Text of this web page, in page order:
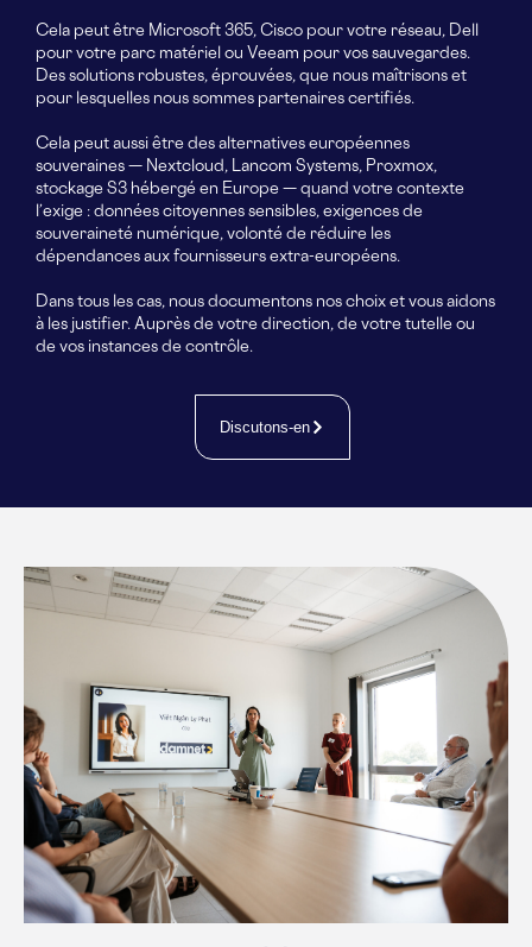
Cela peut être Microsoft 365, Cisco pour votre réseau, Dell
pour votre parc matériel ou Veeam pour vos sauvegardes.
Des solutions robustes, éprouvées, que nous maîtrisons et
pour lesquelles nous sommes partenaires certifiés.
Cela peut aussi être des alternatives européennes
souveraines — Nextcloud, Lancom Systems, Proxmox,
stockage S3 hébergé en Europe — quand votre contexte
l’exige : données citoyennes sensibles, exigences de
souveraineté numérique, volonté de réduire les
dépendances aux fournisseurs extra-européens.
Dans tous les cas, nous documentons nos choix et vous aidons
à les justifier. Auprès de votre direction, de votre tutelle ou
de vos instances de contrôle.
Discutons-en